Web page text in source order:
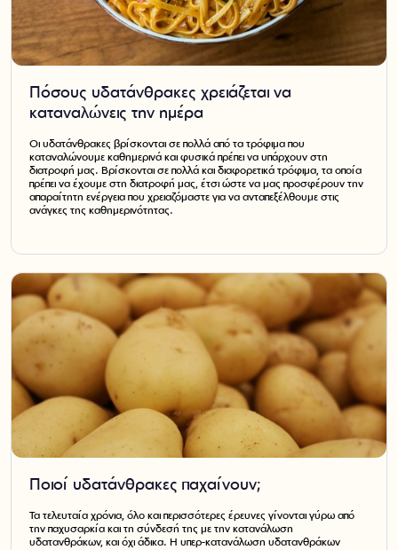
Πόσους υδατάνθρακες χρειάζεται να
καταναλώνεις την ημέρα
Οι υδατάνθρακες βρίσκονται σε πολλά από τα τρόφιμα που
καταναλώνουμε καθημερινά και φυσικά πρέπει να υπάρχουν στη
διατροφή μας. Βρίσκονται σε πολλά και διαφορετικά τρόφιμα, τα οποία
πρέπει να έχουμε στη διατροφή μας, έτσι ώστε να μας προσφέρουν την
απαραίτητη ενέργεια που χρειαζόμαστε για να ανταπεξέλθουμε στις
ανάγκες της καθημερινότητας.
Ποιοί υδατάνθρακες παχαίνουν;
Τα τελευταία χρόνια, όλο και περισσότερες έρευνες γίνονται γύρω από
την παχυσαρκία και τη σύνδεσή της με την κατανάλωση
υδατανθράκων, και όχι άδικα. Η υπερ-κατανάλωση υδατανθράκων